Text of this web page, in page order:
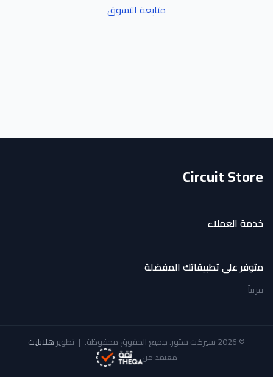
متابعة التسوق
Circuit Store
خدمة العملاء
متوفر على تطبيقاتك المفضلة
قريباً
© 2026 سيركت ستور. جميع الحقوق محفوظة. | تطويرهلابايت
معتمد من